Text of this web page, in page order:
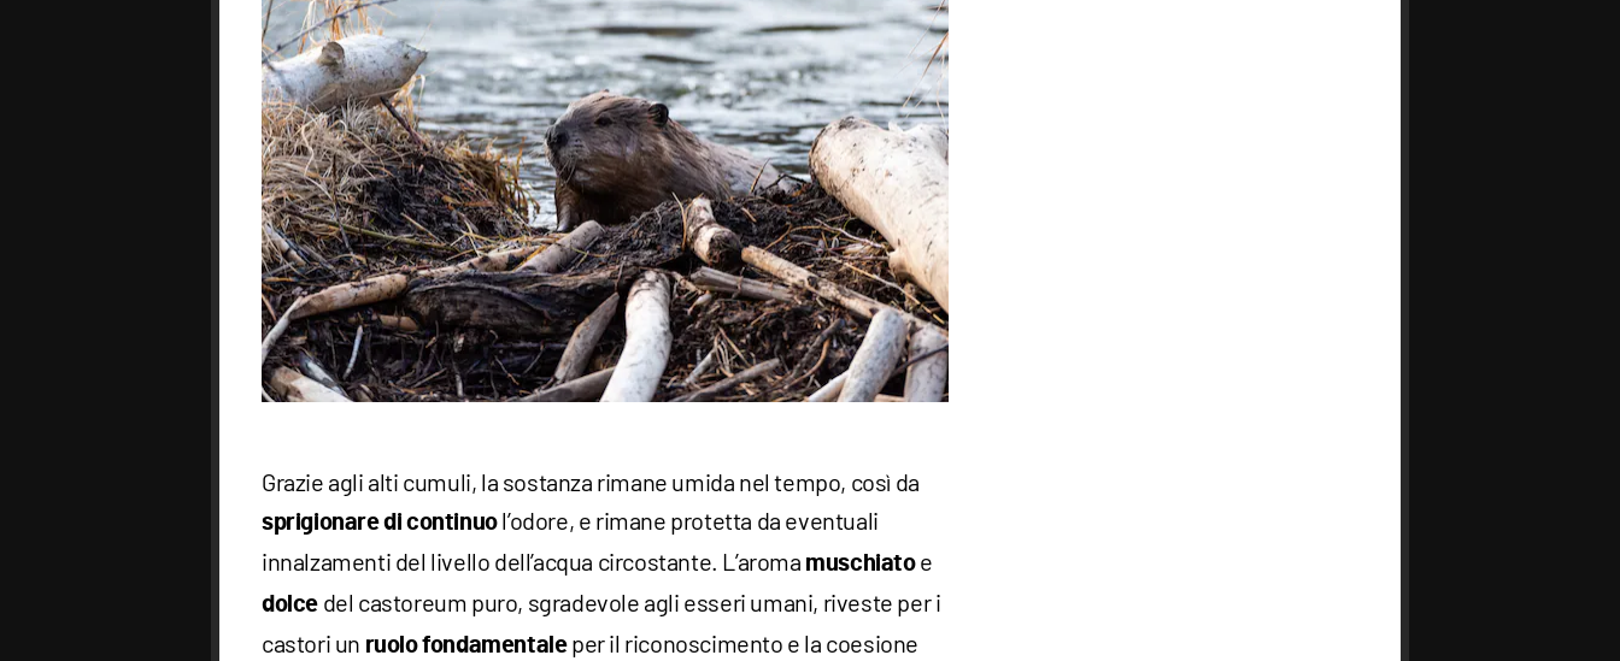
Grazie agli alti cumuli, la sostanza rimane umida nel tempo, così da
sprigionare di continuol’odore, e rimane protetta da eventuali
innalzamenti del livello dell’acqua circostante. L’aroma muschiatoe
dolce del castoreum puro, sgradevole agli esseri umani, riveste per i
castori un ruolo fondamentaleper il riconoscimento e la coesione